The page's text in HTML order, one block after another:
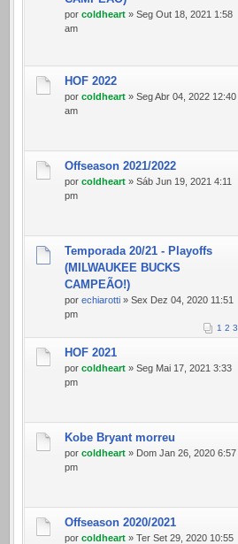
por coldheart » Seg Out 18, 2021 1:58
am
HOF 2022
por coldheart » Seg Abr 04, 2022 12:40
am
Offseason 2021/2022
por coldheart » Sáb Jun 19, 2021 4:11
pm
Temporada 20/21 - Playoffs
(MILWAUKEE BUCKS
CAMPEÃO!)
por echiarotti » Sex Dez 04, 2020 11:51
pm
1 2 3
HOF 2021
por coldheart » Seg Mai 17, 2021 3:33
pm
Kobe Bryant morreu
por coldheart » Dom Jan 26, 2020 6:57
pm
Offseason 2020/2021
por coldheart » Ter Set 29, 2020 10:55